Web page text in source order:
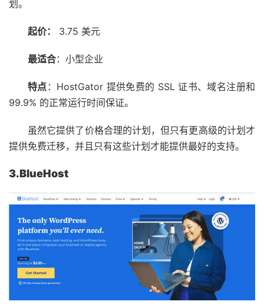
划。
起价： 3.75 美元
最适合：小型企业
特点 ：HostGator 提供免费的 SSL 证书、域名注册和
99.9% 的正常运行时间保证。
虽然它提供了价格合理的计划，但只有更高级的计划才
提供免费迁移，并且只有这些计划才能提供最好的支持。
3.BlueHost